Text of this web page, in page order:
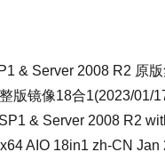
& Server 2008 R2 原
版镜像18合1(2023/01/
& Server 2008 R2
AIO 18in1 zh-CN Jan